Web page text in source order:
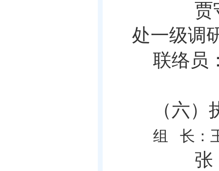
贾
处一级调
联络员
（六
组 长：
张